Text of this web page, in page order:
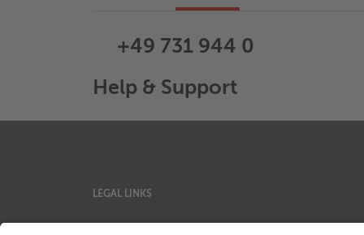
+49 731 944 0
Help & Support
LEGAL LINKS